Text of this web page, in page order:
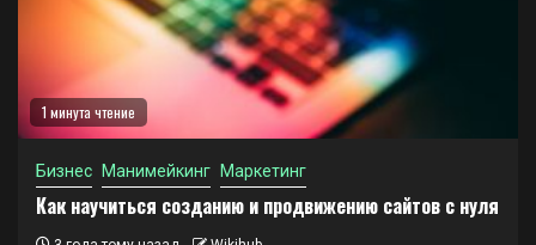
1 минута чтение
Бизнес Манимейкинг Маркетинг
Как научиться созданию и продвижению сайтов с нуля